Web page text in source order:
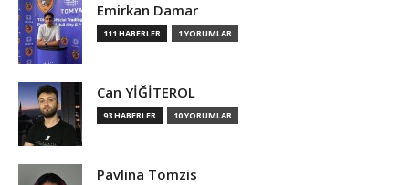
Emirkan Damar
111 HABERLER 1 YORUMLAR
Can YİĞİTEROL
93 HABERLER 10 YORUMLAR
Pavlina Tomzis